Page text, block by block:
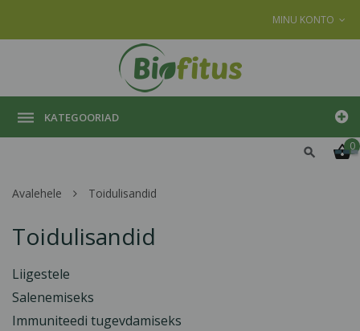
MINU KONTO
KATEGOORIAD
0
Avalehele Toidulisandid
Toidulisandid
Liigestele
Salenemiseks
Immuniteedi tugevdamiseks